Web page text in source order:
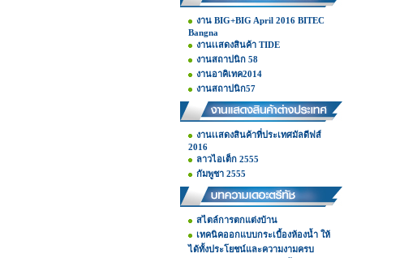
งาน BIG+BIG April 2016 BITEC
Bangna
งานเเสดงสินค้า TIDE
งานสถาปนิก 58
งานอาคิเทค2014
งานสถาปนิก57
งานเเสดงสินค้าที่ประเทศมัลดีฟส์
2016
ลาวไอเต็ก 2555
กัมพูชา 2555
สไตล์การตกแต่งบ้าน
เทคนิคออกแบบกระเบื้องห้องน้ำ ให้
ได้ทั้งประโยชน์และความงามครบ